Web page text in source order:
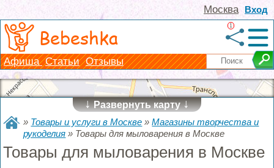
Вход
Москва
Bebeshka 1
Афиша Статьи Отзывы
↓Развернуть карту↓
» Товары и услуги в Москве »Магазины творчества и
рукоделия » Товары для мыловарения в Москве
Товары для мыловарения в Москве